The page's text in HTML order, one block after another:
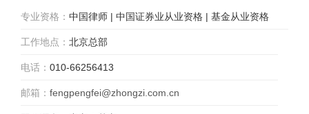
专业资格： 中国律师 | 中国证券业从业资格 | 基金从业资格
工作地点： 北京总部
电话： 010-66256413
邮箱： fengpengfei@zhongzi.com.cn